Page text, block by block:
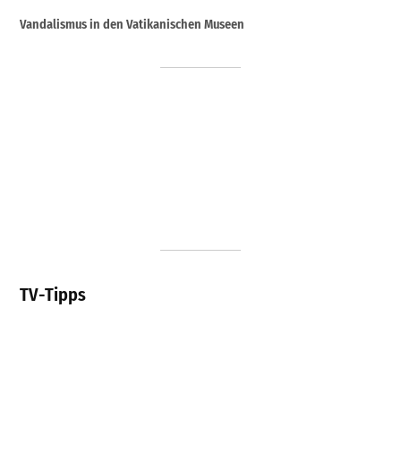
Vandalismus in den Vatikanischen Museen
TV-Tipps